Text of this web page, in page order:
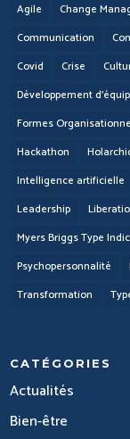
Agile Change
Communication
Covid
Crise
Développement
Formes
Hackathon
Intelligence artificielle
Leadership
Myers Briggs Type
Psychopersonnalité
Transformation
CATÉGORIES
Actualités
Bien-être